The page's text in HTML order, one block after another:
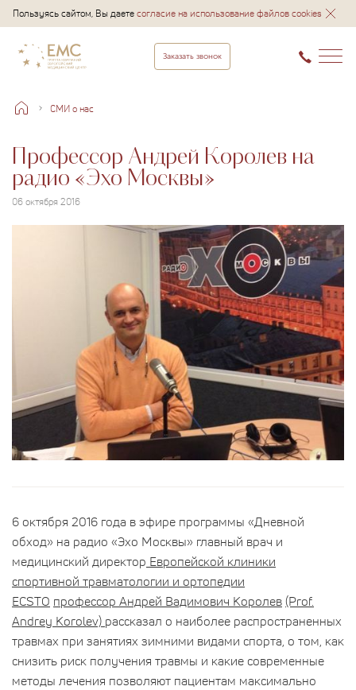
Пользуясь сайтом, Вы даетесогласие на использование файлов cookies
Заказать звонок
СМИ о нас
Профессор Андрей Королев на
радио «Эхо Москвы»
06 октября 2016
6 октября 2016 года в эфире программы «Дневной
обход» на радио «Эхо Москвы» главный врач и
медицинский директор Европейской клиники
спортивной травматологии и ортопедии
ECSTO профессор Андрей Вадимович Королев(Prof.
Andrey Korolev) рассказал о наиболее распространенных
травмах при занятиях зимними видами спорта, о том, как
снизить риск получения травмы и какие современные
методы лечения позволяют пациентам максимально